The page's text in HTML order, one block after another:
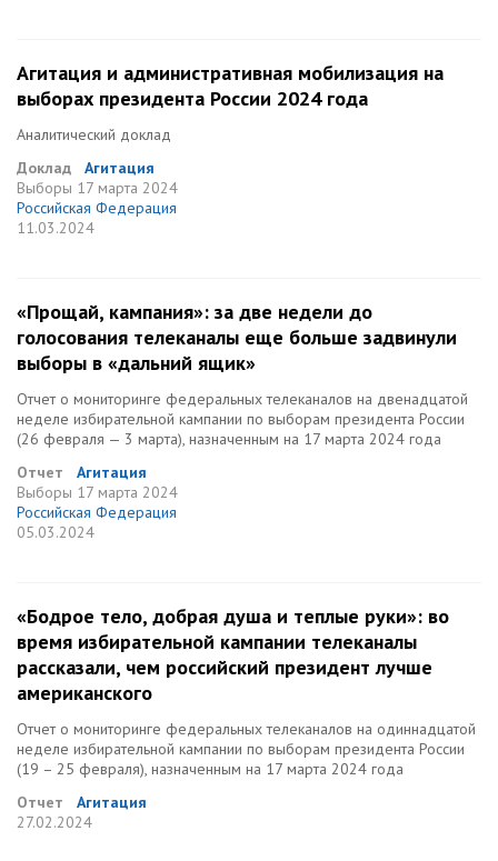
Агитация и административная мобилизация на
выборах президента России 2024 года
Аналитический доклад
Доклад
Агитация
Выборы 17 марта 2024
Российская Федерация
11.03.2024
«Прощай, кампания»: за две недели до
голосования телеканалы еще больше задвинули
выборы в «дальний ящик»
Отчет о мониторинге федеральных телеканалов на двенадцатой
неделе избирательной кампании по выборам президента России
(26 февраля — 3 марта), назначенным на 17 марта 2024 года
Отчет
Агитация
Выборы 17 марта 2024
Российская Федерация
05.03.2024
«Бодрое тело, добрая душа и теплые руки»: во
время избирательной кампании телеканалы
рассказали, чем российский президент лучше
американского
Отчет о мониторинге федеральных телеканалов на одиннадцатой
неделе избирательной кампании по выборам президента России
(19 – 25 февраля), назначенным на 17 марта 2024 года
Отчет
Агитация
27.02.2024